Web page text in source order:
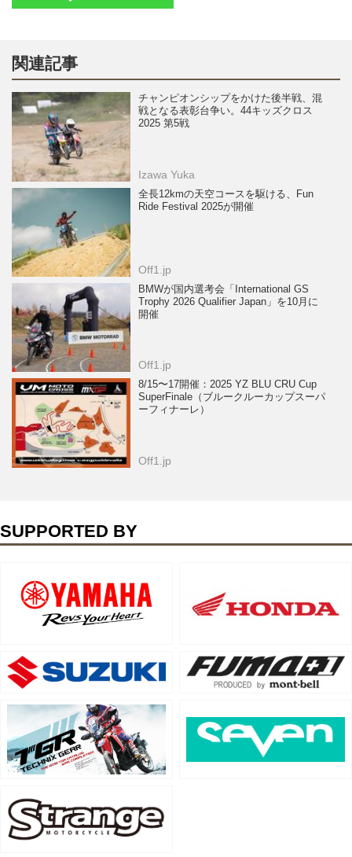
関連記事
チャンピオンシップをかけた後半戦、混
戦となる表彰台争い。44キッズクロス
2025 第5戦
Izawa Yuka
全長12kmの天空コースを駆ける、Fun
Ride Festival 2025が開催
Off1.jp
BMWが国内選考会「International GS
Trophy 2026 Qualifier Japan」を10月に
開催
Off1.jp
8/15〜17開催：2025 YZ BLU CRU Cup
SuperFinale（ブルークルーカップスーパ
ーフィナーレ）
Off1.jp
SUPPORTED BY